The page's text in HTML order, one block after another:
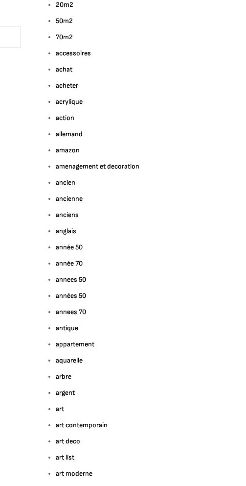
20m2
50m2
70m2
accessoires
achat
acheter
acrylique
action
allemand
amazon
amenagement et decoration
ancien
ancienne
anciens
anglais
année 50
année 70
annees 50
années 50
annees 70
antique
appartement
aquarelle
arbre
argent
art
art contemporain
art deco
art list
art moderne